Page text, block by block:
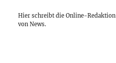
Hier schreibt die Online-Redaktion
von News.